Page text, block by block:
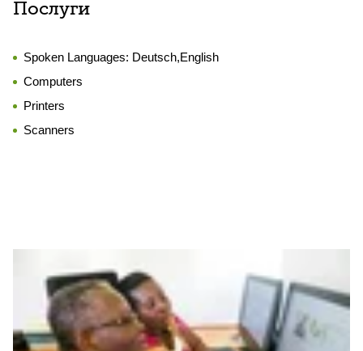
Послуги
Spoken Languages: Deutsch,English
Computers
Printers
Scanners